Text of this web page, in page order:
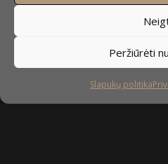
Peržiūrėti
Slapukų politika
Sekite mus